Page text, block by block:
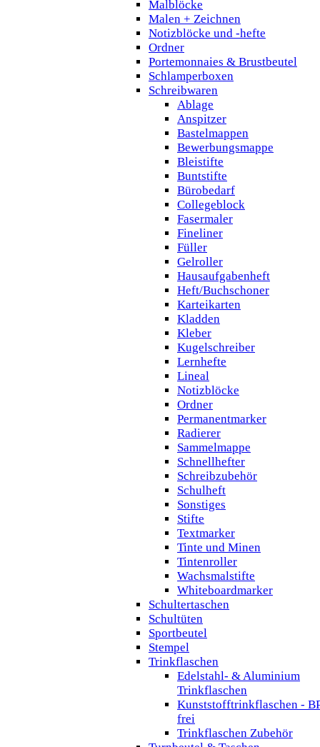
Malblöcke
Malen + Zeichnen
Notizblöcke und -hefte
Ordner
Portemonnaies & Brustbeutel
Schlamperboxen
Schreibwaren
Ablage
Anspitzer
Bastelmappen
Bewerbungsmappe
Bleistifte
Buntstifte
Bürobedarf
Collegeblock
Fasermaler
Fineliner
Füller
Gelroller
Hausaufgabenheft
Heft/Buchschoner
Karteikarten
Kladden
Kleber
Kugelschreiber
Lernhefte
Lineal
Notizblöcke
Ordner
Permanentmarker
Radierer
Sammelmappe
Schnellhefter
Schreibzubehör
Schulheft
Sonstiges
Stifte
Textmarker
Tinte und Minen
Tintenroller
Wachsmalstifte
Whiteboardmarker
Schultertaschen
Schultüten
Sportbeutel
Stempel
Trinkflaschen
Edelstahl- & Aluminium
Trinkflaschen
Kunststofftrinkflaschen -
frei
Trinkflaschen Zubehör